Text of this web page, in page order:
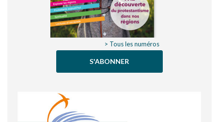
> Tous les numéros
S'ABONNER